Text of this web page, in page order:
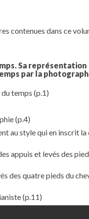
contenues dans ce
Sa représentation
par la
temps (p.1)
(p.4)
au style qui en inscrit la
appuis et levés des
des quatre pieds du
(p.11)